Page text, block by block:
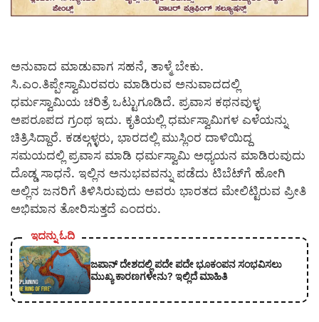
ಅನುವಾದ ಮಾಡುವಾಗ ಸಹನೆ, ತಾಳ್ಮೆ ಬೇಕು.
ಸಿ.ಎಂ.ತಿಪ್ಪೇಸ್ವಾಮಿರವರು ಮಾಡಿರುವ ಅನುವಾದದಲ್ಲಿ
ಧರ್ಮಸ್ವಾಮಿಯ ಚರಿತ್ರೆ ಒಟ್ಟುಗೂಡಿದೆ. ಪ್ರವಾಸ ಕಥನವುಳ್ಳ
ಅಪರೂಪದ ಗ್ರಂಥ ಇದು. ಕೃತಿಯಲ್ಲಿ ಧರ್ಮಸ್ವಾಮಿಗಳ ಎಳೆಯನ್ನು
ಚಿತ್ರಿಸಿದ್ದಾರೆ. ಕಡಲ್ಗಳ್ಳರು, ಭಾರದಲ್ಲಿ ಮುಸ್ಲಿಂರ ದಾಳಿಯಿದ್ದ
ಸಮಯದಲ್ಲಿ ಪ್ರವಾಸ ಮಾಡಿ ಧರ್ಮಸ್ವಾಮಿ ಅಧ್ಯಯನ ಮಾಡಿರುವುದು
ದೊಡ್ಡ ಸಾಧನೆ. ಇಲ್ಲಿನ ಅನುಭವವನ್ನು ಪಡೆದು ಟಿಬೆಟ್‍ಗೆ ಹೋಗಿ
ಅಲ್ಲಿನ ಜನರಿಗೆ ತಿಳಿಸಿರುವುದು ಅವರು ಭಾರತದ ಮೇಲಿಟ್ಟಿರುವ ಪ್ರೀತಿ
ಅಭಿಮಾನ ತೋರಿಸುತ್ತದೆ ಎಂದರು.
ಇದನ್ನು ಓದಿ
ಜಪಾನ್ ದೇಶದಲ್ಲಿ ಪದೇ ಪದೇ ಭೂಕಂಪನ ಸಂಭವಿಸಲು
ಮುಖ್ಯ ಕಾರಣಗಳೇನು? ಇಲ್ಲಿದೆ ಮಾಹಿತಿ